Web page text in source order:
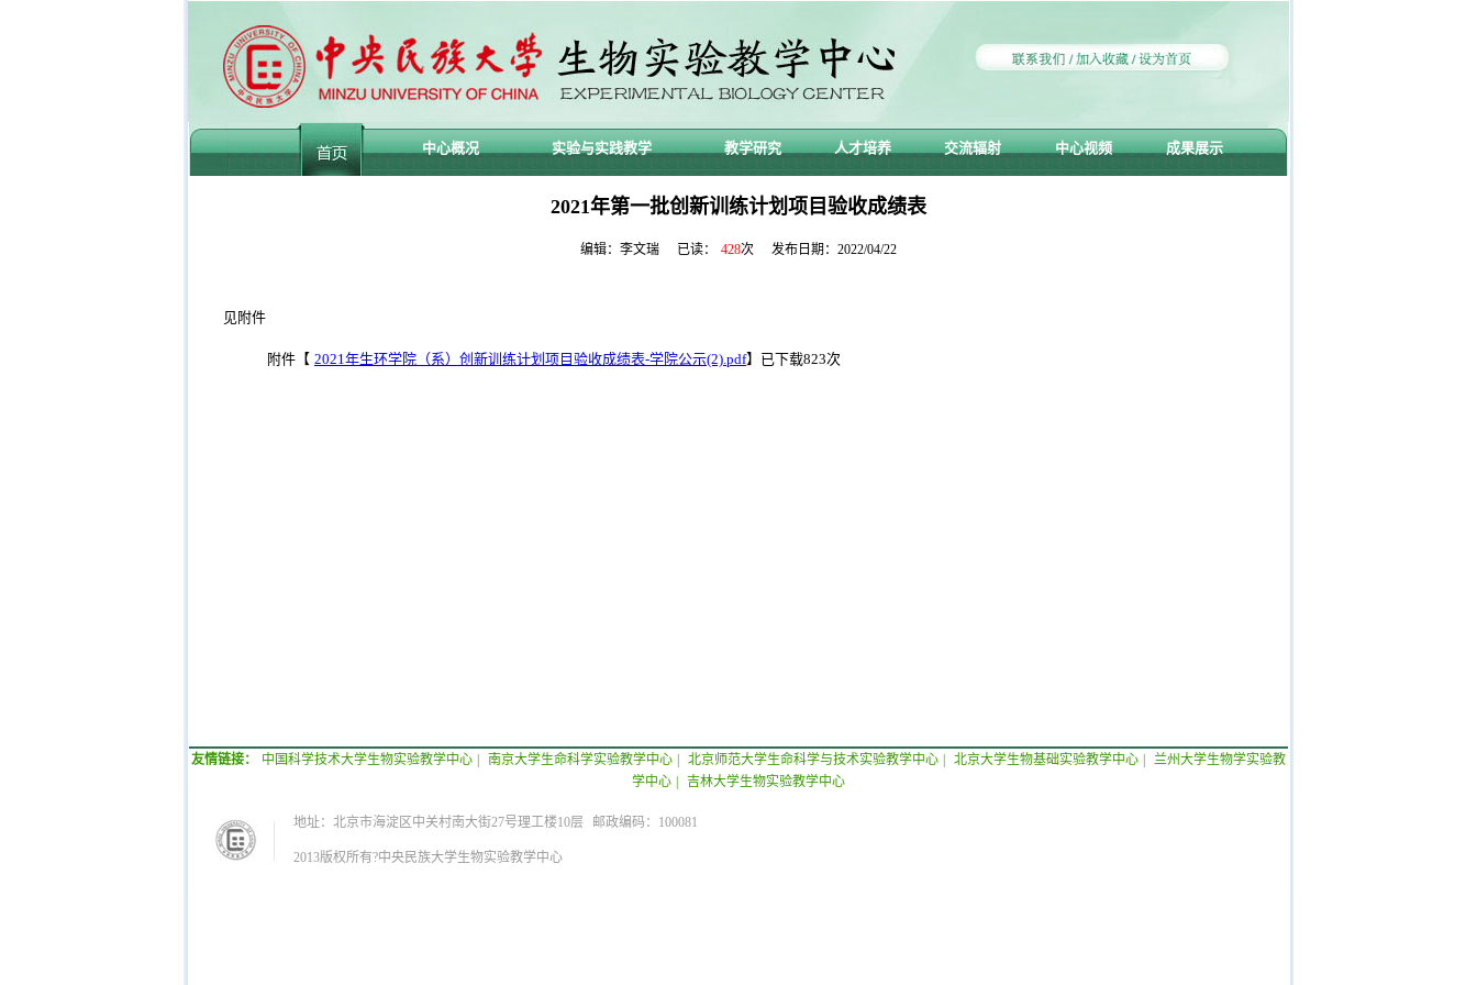
中心概况 实验与实践教学 教学研究 人才培养 交流辐射 中心视频 成果展示
2021年第一批创新训练计划项目验收成绩表
编辑：李文瑞 已读： 428次 发布日期：2022/04/22
见附件
附件【 2021年生环学院（系）创新训练计划项目验收成绩表-学院公示(2).pdf】已下载823次
友情链接： 中国科学技术大学生物实验教学中心 南京大学生命科学实验教学中心 北京师范大学生命科学与技术实验教学中心 北京大学生物基础实验教学中心
兰州大学生物学实验教
学中心
吉林大学生物实验教学中心
地址：北京市海淀区中关村南大街27号理工楼10层 邮政编码：100081
2013版权所有?中央民族大学生物实验教学中心